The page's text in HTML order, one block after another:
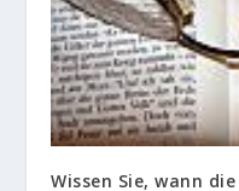
Wissen Sie, wann